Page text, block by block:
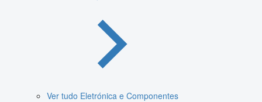
Ver tudo Eletrónica e Componentes